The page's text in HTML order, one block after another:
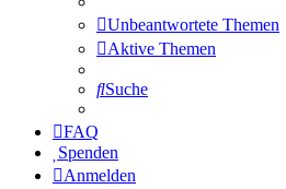
Unbeantwortete Themen
Aktive Themen
Suche
FAQ
Spenden
Anmelden